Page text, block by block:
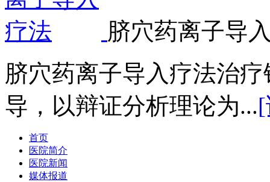
脐穴药离子导
脐穴药离子导入疗法治
导，以辩证分析理论为...
首页
医院简介
医院新闻
媒体报道